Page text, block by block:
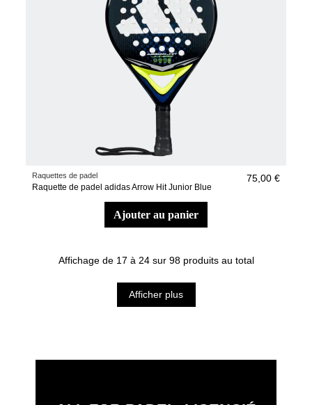
Raquettes de padel
Raquette de padel adidas Arrow Hit Junior Blue
75,00 €
ajouter au panier
Affichage de 17 à 24 sur 98 produits au total
Afficher plus